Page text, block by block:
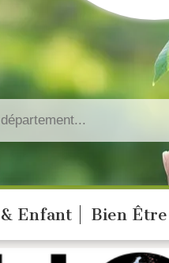
Enfant Bien Être